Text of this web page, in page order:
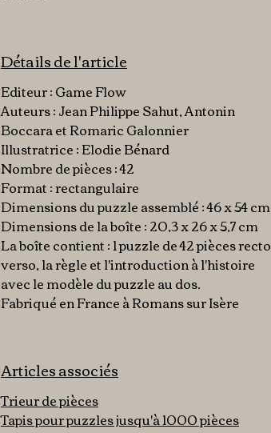
Détails de l'article
Editeur : Game Flow
Auteurs : Jean Philippe Sahut, Antonin
Boccara et Romaric Galonnier
Illustratrice : Elodie Bénard
Nombre de pièces : 42
Format : rectangulaire
Dimensions du puzzle assemblé : 46 x 54 cm
Dimensions de la boîte : 20,3 x 26 x 5,7 cm
La boîte contient : 1 puzzle de 42 pièces recto
verso, la règle et l'introduction à l'histoire
avec le modèle du puzzle au dos.
Fabriqué en France à Romans sur Isère
Articles associés
Trieur de pièces
Tapis pour puzzles jusqu'à 1000 pièces